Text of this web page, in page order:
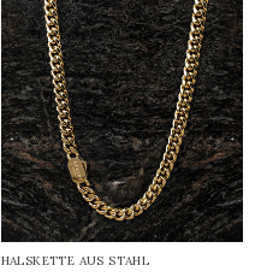
HALSKETTE AUS STAHL